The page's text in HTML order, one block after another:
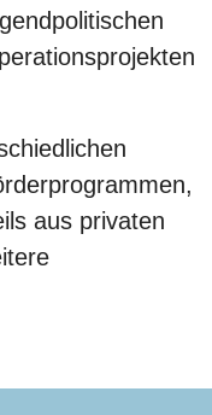
aus privaten